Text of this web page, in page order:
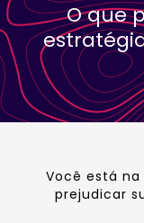
O que
Você está
prejudicar